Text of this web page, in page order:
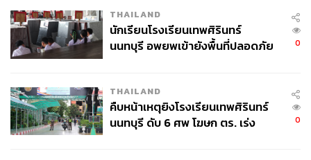
THAILAND
นักเรียนโรงเรียนเทพศิรินทร์
นนทบุรี อพยพเข้ายังพื้นที่ปลอดภัย
0
THAILAND
คืบหน้าเหตุยิงโรงเรียนเทพศิรินทร์
นนทบุรี ดับ 6 ศพ โฆษก ตร. เร่ง
0